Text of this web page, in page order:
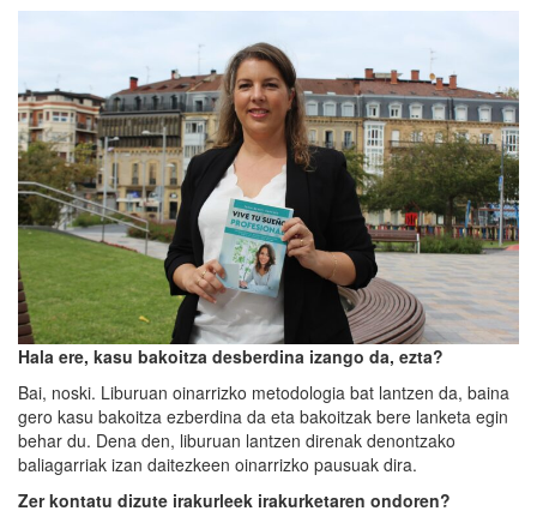
Hala ere, kasu bakoitza desberdina izango da, ezta?
Bai, noski. Liburuan oinarrizko metodologia bat lantzen da, baina
gero kasu bakoitza ezberdina da eta bakoitzak bere lanketa egin
behar du. Dena den, liburuan lantzen direnak denontzako
baliagarriak izan daitezkeen oinarrizko pausuak dira.
Zer kontatu dizute irakurleek irakurketaren ondoren?